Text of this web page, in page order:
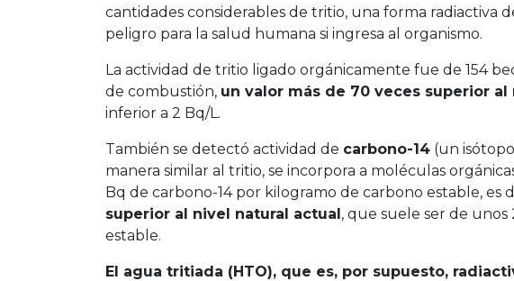
cantidades considerables de tritio, una forma radiactiva
peligro para la salud humana si ingresa al organismo.
La actividad de tritio ligado orgánicamente fue de 154
de combustión, un valor más de 70 veces superior
inferior a 2 Bq/L.
También se detectó actividad de carbono-14 (un
manera similar al tritio, se incorpora a moléculas
Bq de carbono-14 por kilogramo de carbono estable, es
superior al nivel natural actual, que suele ser de
estable.
El agua tritiada (HTO), que es, por supuesto,